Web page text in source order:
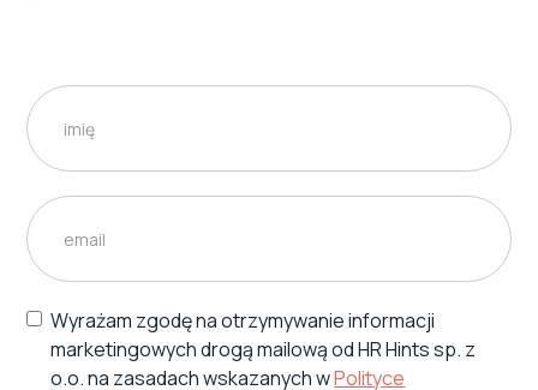
Wyrażam zgodę na otrzymywanie informacji
marketingowych drogą mailową od HR Hints sp. z
o.o. na zasadach wskazanych wPolityce